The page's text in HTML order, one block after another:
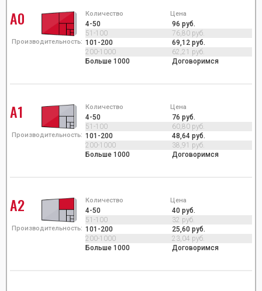
А0
Производительность:
Количество Цена
4-50
96 руб.
51-100
76,80 руб.
101-200
69,12 руб.
200-1000
62,21 руб.
Больше 1000
Договоримся
А1
Производительность:
Количество Цена
4-50
76 руб.
51-100
60,80 руб.
101-200
48,64 руб.
200-1000
38,91 руб.
Больше 1000
Договоримся
А2
Производительность:
Количество Цена
4-50
40 руб.
51-100
32 руб.
101-200
25,60 руб.
200-1000
23,04 руб.
Больше 1000
Договоримся